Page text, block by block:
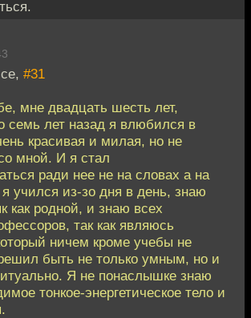
#31
мне двадцать шесть лет,
семь лет назад я влюбился в
красивая и милая, но не
мной. И я стал
ради нее не на словах а на
учился из-зо дня в день, знаю
как родной, и знаю всех
так как являюсь
ничем кроме учебы не
быть не только умным, но и
Я не понаслышке знаю
тонкое-энергетическое тело и